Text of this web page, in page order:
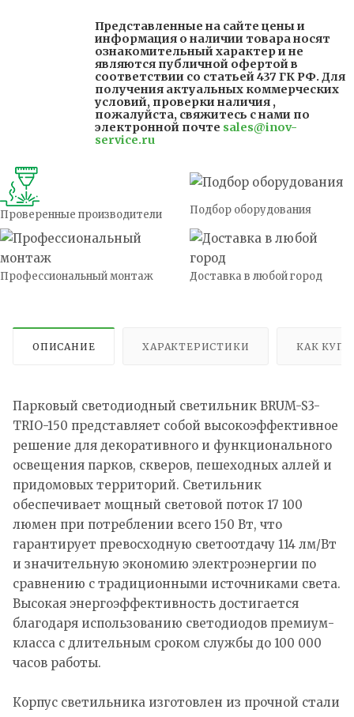
Представленные на сайте цены и
информация о наличии товара носят
ознакомительный характер и не
являются публичной офертой в
соответствии со статьей 437 ГК РФ. Для
получения актуальных коммерческих
условий, проверки наличия ,
пожалуйста, свяжитесь с нами по
электронной почте sales@inov-
service.ru
Проверенные производители Подбор оборудования
Профессиональный монтаж Доставка в любой город
ОПИСАНИЕ ХАРАКТЕРИСТИКИ КАК
Парковый светодиодный светильник BRUM-S3-
TRIO-150 представляет собой высокоэффективное
решение для декоративного и функционального
освещения парков, скверов, пешеходных аллей и
придомовых территорий. Светильник
обеспечивает мощный световой поток 17 100
люмен при потреблении всего 150 Вт, что
гарантирует превосходную светоотдачу 114 лм/Вт
и значительную экономию электроэнергии по
сравнению с традиционными источниками света.
Высокая энергоэффективность достигается
благодаря использованию светодиодов премиум-
класса с длительным сроком службы до 100 000
часов работы.
Корпус светильника изготовлен из прочной стали